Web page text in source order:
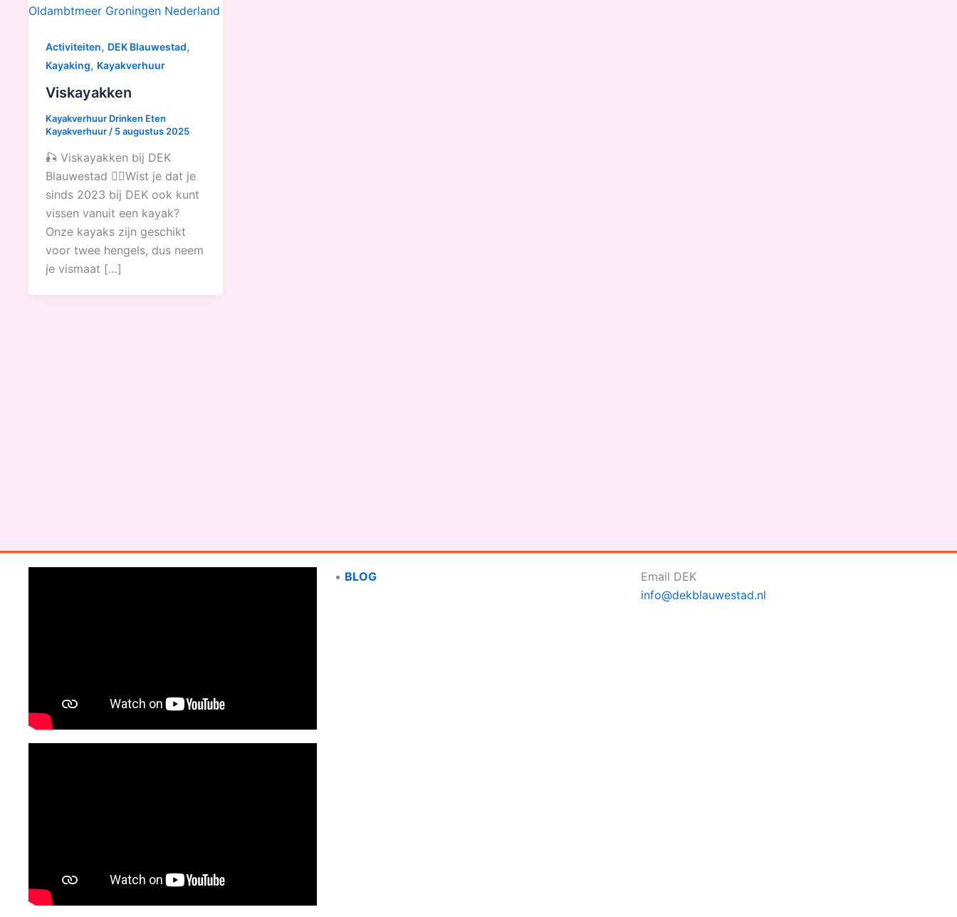
Activiteiten, DEK Blauwestad,
Kayaking, Kayakverhuur
Viskayakken
Kayakverhuur Drinken Eten
Kayakverhuur / 5 augustus 2025
🎣 Viskayakken bij DEK
Blauwestad 🚣‍♂️Wist je dat je
sinds 2023 bij DEK ook kunt
vissen vanuit een kayak?
Onze kayaks zijn geschikt
voor twee hengels, dus neem
je vismaat […]
• BLOG
Email DEK
info@dekblauwestad.nl